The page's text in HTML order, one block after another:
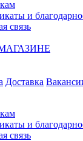
и
связь
Доставка
и
связь